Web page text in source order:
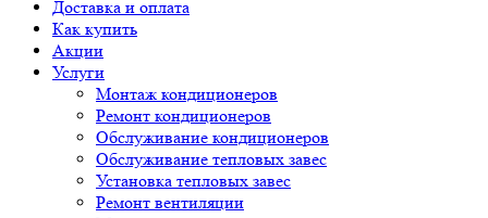
Доставка и оплата
Как купить
Акции
Услуги
Монтаж кондиционеров
Ремонт кондиционеров
Обслуживание кондиционеров
Обслуживание тепловых завес
Установка тепловых завес
Ремонт вентиляции